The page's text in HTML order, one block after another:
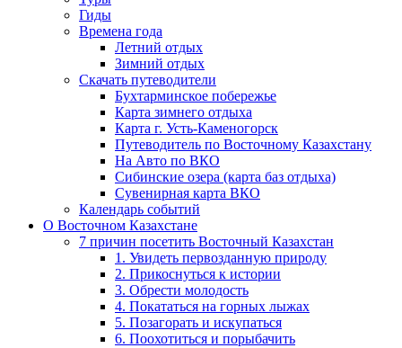
Гиды
Времена года
Летний отдых
Зимний отдых
Скачать путеводители
Бухтарминское побережье
Карта зимнего отдыха
Карта г. Усть-Каменогорск
Путеводитель по Восточному Казахстану
На Авто по ВКО
Сибинские озера (карта баз отдыха)
Сувенирная карта ВКО
Календарь событий
О Восточном Казахстане
7 причин посетить Восточный Казахстан
1. Увидеть первозданную природу
2. Прикоснуться к истории
3. Обрести молодость
4. Покататься на горных лыжах
5. Позагорать и искупаться
6. Поохотиться и порыбачить